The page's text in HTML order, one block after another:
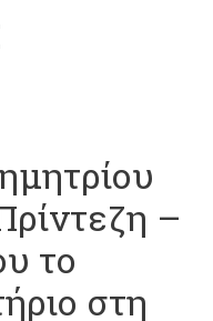
–
το
στη